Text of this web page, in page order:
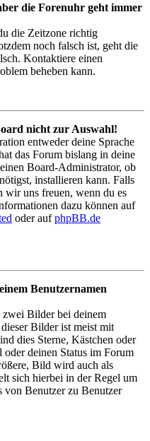
die Forenuhr geht immer
die Zeitzone richtig
noch falsch ist, geht die
Kontaktiere einen
beheben kann.
nicht zur Auswahl!
entweder deine Sprache
das Forum bislang in deine
Board-Administrator, ob
installieren kann. Falls
wir uns freuen, wenn du es
dazu können auf
oder aufphpBB.de
Benutzernamen
zwei Bilder bei deinem
Bilder ist meist mit
dies Sterne, Kästchen oder
deinen Status im Forum
Bild wird auch als
sich hierbei in der Regel um
von Benutzer zu Benutzer